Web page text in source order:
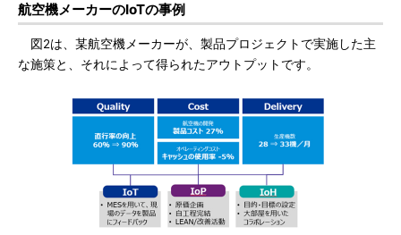
航空機メーカーのIoTの事例
図2は、某航空機メーカーが、製品プロジェクトで実施した主
な施策と、それによって得られたアウトプットです。